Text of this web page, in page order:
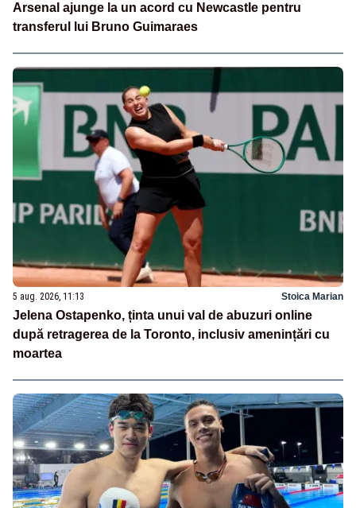
Arsenal ajunge la un acord cu Newcastle pentru
transferul lui Bruno Guimaraes
5 aug. 2026, 11:13 Stoica Marian
Jelena Ostapenko, ținta unui val de abuzuri online
după retragerea de la Toronto, inclusiv amenințări cu
moartea